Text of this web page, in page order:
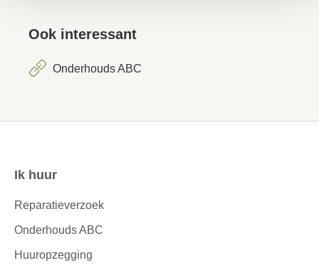
Ook interessant
Onderhouds ABC
Contactinformatie
Ik huur
Reparatieverzoek
Onderhouds ABC
Huuropzegging